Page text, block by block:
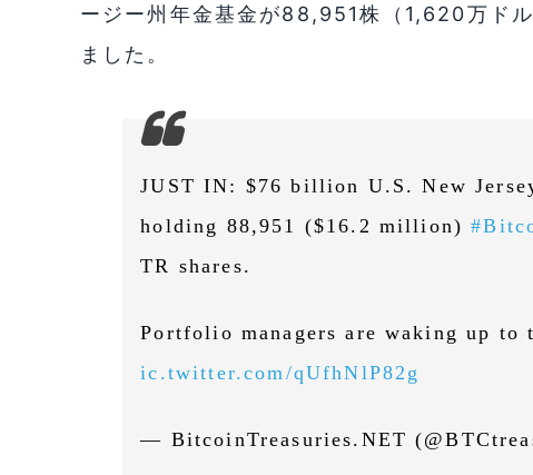
ージー州年金基金が88,951株（1,620万ド
ました。
JUST IN: $76 billion U.S. New
holding 88,951 ($16.2 million)
TR shares.
Portfolio managers are waking up
ic.twitter.com/qUfhNlP82g
— BitcoinTreasuries.NET